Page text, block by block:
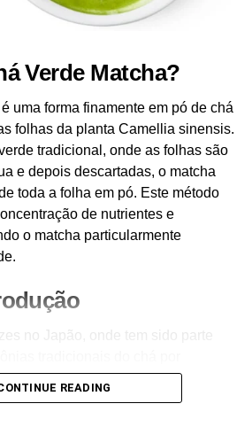
Verde Matcha?
uma forma finamente em pó de chá
folhas da planta Camellia sinensis.
tradicional, onde as folhas são
e depois descartadas, o matcha
toda a folha em pó. Este método
de nutrientes e
o matcha particularmente
de produção começa com o
de chá várias semanas antes
READING